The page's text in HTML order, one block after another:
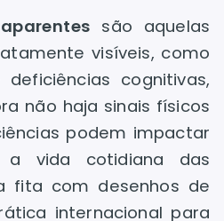
são aquelas
visíveis, como
cognitivas,
não haja sinais físicos
podem impactar
a vida cotidiana das
fita com desenhos de
internacional para